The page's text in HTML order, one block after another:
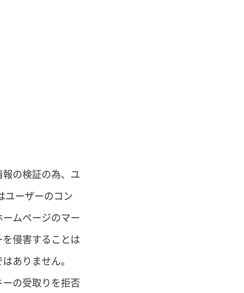
の検証の為、ユ
ユーザーのコン
ムページのマー
侵害することは
ありません。
の受取りを拒否